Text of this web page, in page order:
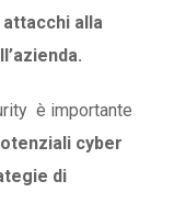
attacchi alla
è importante
cyber
di